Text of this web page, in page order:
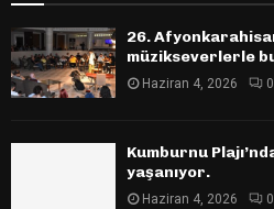
26.
müzikseverlerle
Haziran 4, 2026 0
Kumburnu
yaşanıyor.
Haziran 4, 2026 0